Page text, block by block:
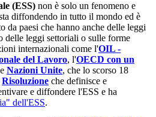
(ESS) non è solo un fenomeno e
diffondendo in tutto il mondo ed è
da paesi che hanno anche delle leggi
delle leggi settoriali o sulle forme
internazionali come l'OIL -
del Lavoro, l'OECD con un
Nazioni Unite, che lo scorso 18
Risoluzione che definisce e
e diffondere l'ESS e ha
dell'ESS.